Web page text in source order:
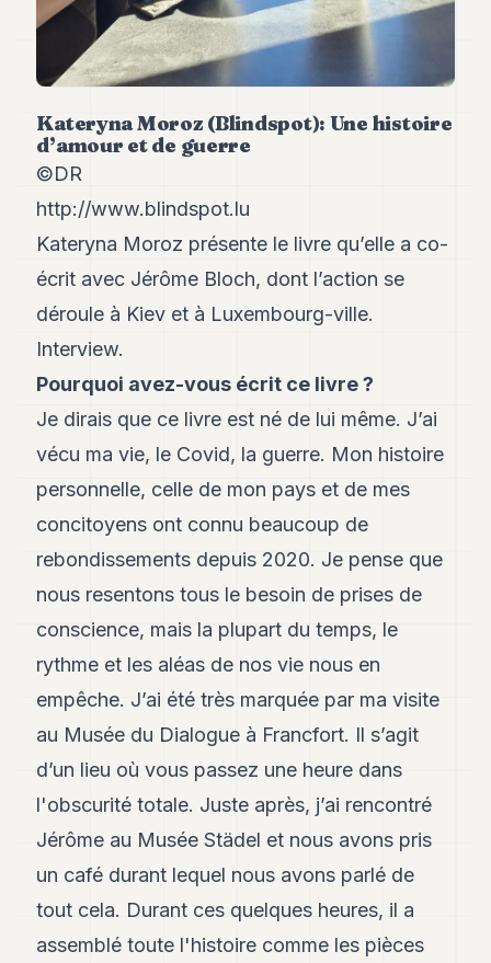
Andy
Andy
22
21
Andy
19
18
Andy
Andy
14
13
Andy
Andy
Andy
10
9
Andy
Andy
Andy
6
5
Andy
TECH
FINANCE
DE
Kateryna Moroz (Blindspot): Une histoire
d’amour et de guerre
©DR
http://www.blindspot.lu
Kateryna Moroz présente le livre qu’elle a co-
écrit avec Jérôme Bloch, dont l’action se
déroule à Kiev et à Luxembourg-ville.
Interview.
Pourquoi avez-vous écrit ce livre ?
Je dirais que ce livre est né de lui même. J’ai
vécu ma vie, le Covid, la guerre. Mon histoire
personnelle, celle de mon pays et de mes
concitoyens ont connu beaucoup de
rebondissements depuis 2020. Je pense que
nous resentons tous le besoin de prises de
conscience, mais la plupart du temps, le
rythme et les aléas de nos vie nous en
empêche. J’ai été très marquée par ma visite
au Musée du Dialogue à Francfort. Il s’agit
d’un lieu où vous passez une heure dans
l'obscurité totale. Juste après, j’ai rencontré
Jérôme au Musée Städel et nous avons pris
un café durant lequel nous avons parlé de
tout cela. Durant ces quelques heures, il a
assemblé toute l'histoire comme les pièces